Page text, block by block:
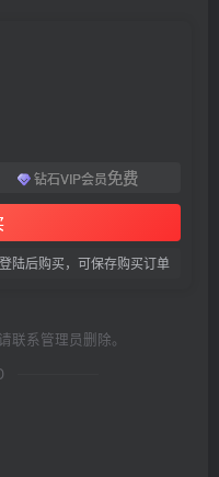
钻石VIP会员免费
陆后购买，可保存购买订单
系管理员删除。